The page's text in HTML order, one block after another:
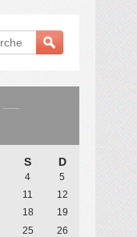
S D
4
5
11
12
18
19
25
26